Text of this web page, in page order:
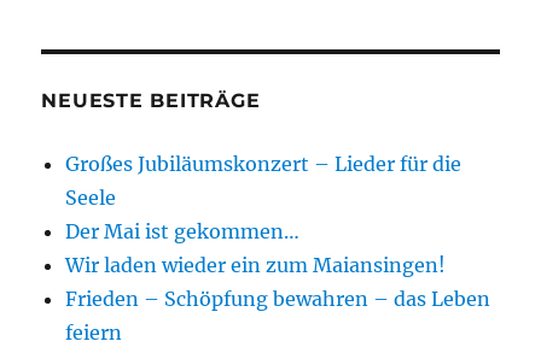
NEUESTE BEITRÄGE
Großes Jubiläumskonzert – Lieder für die
Seele
Der Mai ist gekommen…
Wir laden wieder ein zum Maiansingen!
Frieden – Schöpfung bewahren – das Leben
feiern